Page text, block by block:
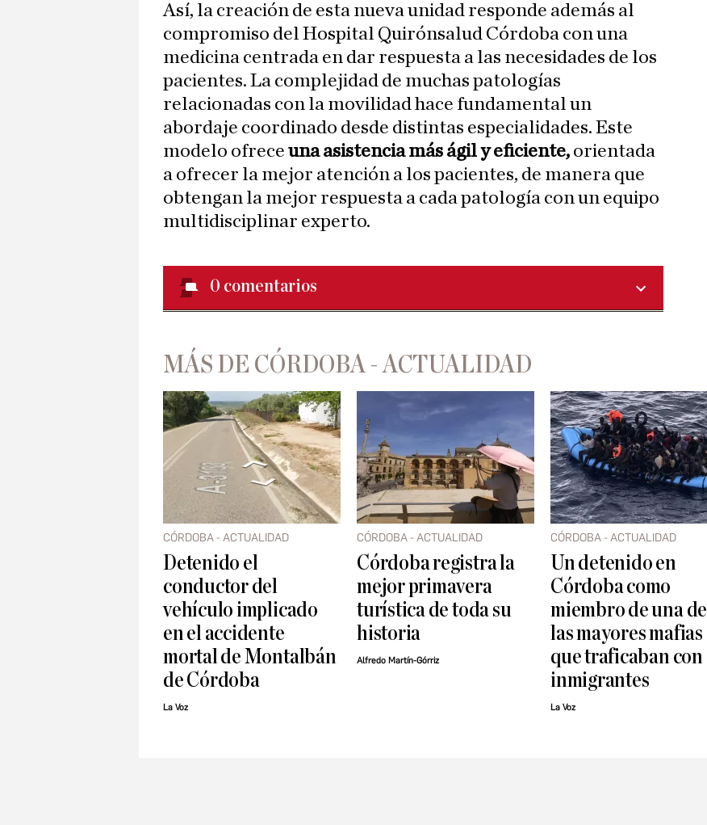
Así, la creación de esta nueva unidad responde además al
compromiso del Hospital Quirónsalud Córdoba con una
medicina centrada en dar respuesta a las necesidades de los
pacientes. La complejidad de muchas patologías
relacionadas con la movilidad hace fundamental un
abordaje coordinado desde distintas especialidades. Este
modelo ofrece una asistencia más ágil y eficiente, orientada
a ofrecer la mejor atención a los pacientes, de manera que
obtengan la mejor respuesta a cada patología con un equipo
multidisciplinar experto.
0 comentarios
MÁS DE CÓRDOBA - ACTUALIDAD
CÓRDOBA - ACTUALIDAD
Detenido el
conductor del
vehículo implicado
en el accidente
mortal de Montalbán
de Córdoba
La Voz
CÓRDOBA - ACTUALIDAD
Córdoba registra la
mejor primavera
turística de toda su
historia
Alfredo Martín-Górriz
CÓRDOBA - ACTUALIDAD
Un detenido en
Córdoba como
miembro de una de
las mayores mafias
que traficaban con
inmigrantes
La Voz